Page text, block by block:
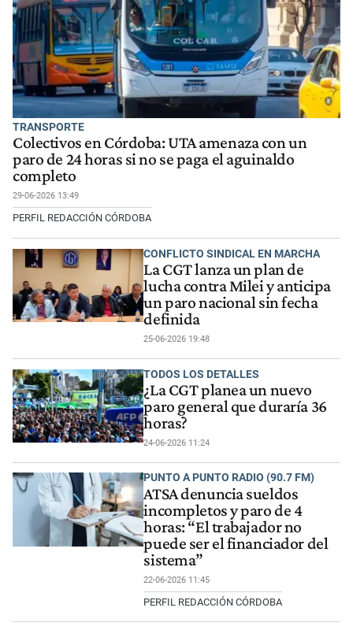
TRANSPORTE
Colectivos en Córdoba: UTA amenaza con un
paro de 24 horas si no se paga el aguinaldo
completo
29-06-2026 13:49
PERFIL REDACCIÓN CÓRDOBA
CONFLICTO SINDICAL EN MARCHA
La CGT lanza un plan de
lucha contra Milei y anticipa
un paro nacional sin fecha
definida
25-06-2026 19:48
TODOS LOS DETALLES
¿La CGT planea un nuevo
paro general que duraría 36
horas?
24-06-2026 11:24
PUNTO A PUNTO RADIO (90.7 FM)
ATSA denuncia sueldos
incompletos y paro de 4
horas: “El trabajador no
puede ser el financiador del
sistema”
22-06-2026 11:45
PERFIL REDACCIÓN CÓRDOBA